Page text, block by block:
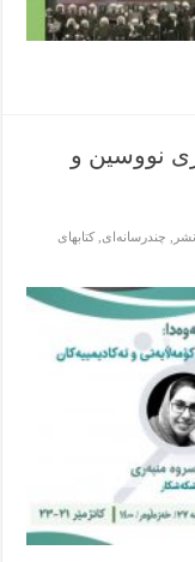
نووسین و
چندرسانه‌ای ,کتابهای